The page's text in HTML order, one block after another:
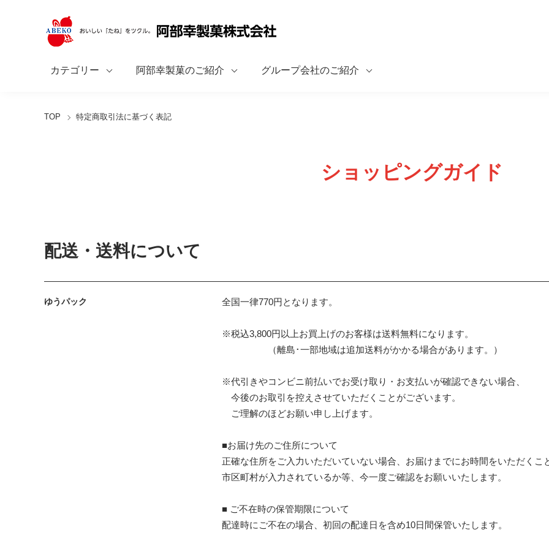
カテゴリー 阿部幸製菓のご紹介 グループ会社のご紹介
TOP 特定商取引法に基づく表記
ショッピングガイド
配送・送料について
ゆうパック 全国一律770円となります。
※税込3,800円以上お買上げのお客様は送料無料になります。
（離島･一部地域は追加送料がかかる場合があります。）
※代引きやコンビニ前払いでお受け取り・お支払いが確認できない場合、
今後のお取引を控えさせていただくことがございます。
ご理解のほどお願い申し上げます。
■お届け先のご住所について
正確な住所をご入力いただいていない場合、お届けまでにお時間をいただくこ
市区町村が入力されているか等、今一度ご確認をお願いいたします。
■ ご不在時の保管期限について
配達時にご不在の場合、初回の配達日を含め10日間保管いたします。